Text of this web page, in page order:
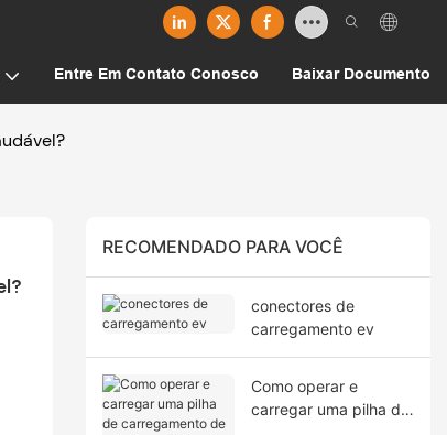
Entre Em Contato Conosco Baixar Documento
RECOMENDADO PARA VOCÊ
conectores de
carregamento ev
Como operar e
carregar uma pilha de